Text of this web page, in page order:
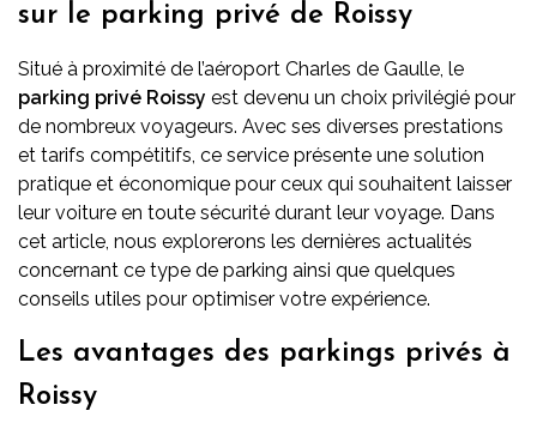
sur le parking privé de Roissy
Situé à proximité de l’aéroport Charles de Gaulle, le
parking privé Roissy est devenu un choix privilégié pour
de nombreux voyageurs. Avec ses diverses prestations
et tarifs compétitifs, ce service présente une solution
pratique et économique pour ceux qui souhaitent laisser
leur voiture en toute sécurité durant leur voyage. Dans
cet article, nous explorerons les dernières actualités
concernant ce type de parking ainsi que quelques
conseils utiles pour optimiser votre expérience.
Les avantages des parkings privés à
Roissy